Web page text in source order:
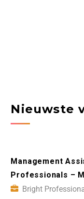
Nieuwste
Management
Professionals –
Bright